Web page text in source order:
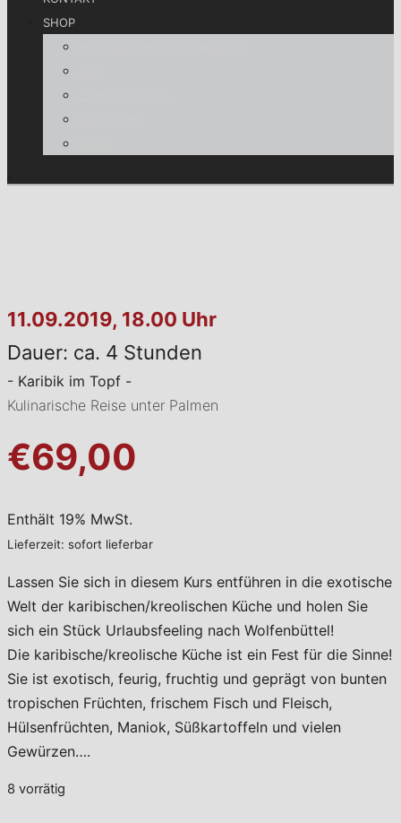
SHOP
11.09.2019, 18.00 Uhr
Dauer: ca. 4 Stunden
- Karibik im Topf -
Kulinarische Reise unter Palmen
€69,00
Enthält 19% MwSt.
Lieferzeit: sofort lieferbar
Lassen Sie sich in diesem Kurs entführen in die exotische
Welt der karibischen/kreolischen Küche und holen Sie
sich ein Stück Urlaubsfeeling nach Wolfenbüttel!
Die karibische/kreolische Küche ist ein Fest für die Sinne!
Sie ist exotisch, feurig, fruchtig und geprägt von bunten
tropischen Früchten, frischem Fisch und Fleisch,
Hülsenfrüchten, Maniok, Süßkartoffeln und vielen
Gewürzen….
8 vorrätig